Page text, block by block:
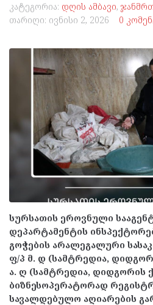
კატეგორია: დღის ამბავი,
თარიღი: ივნისი 2, 2026 0
სურსათის ეროვნული
დეპარტამენტის
გოჭების არალეგალური
ფ/პ მ. დ (სამტრედია,
ა. ღ (სამტრედია, დიდგორის
ბიზნესოპერატორად
სავალდებულო აღიარების